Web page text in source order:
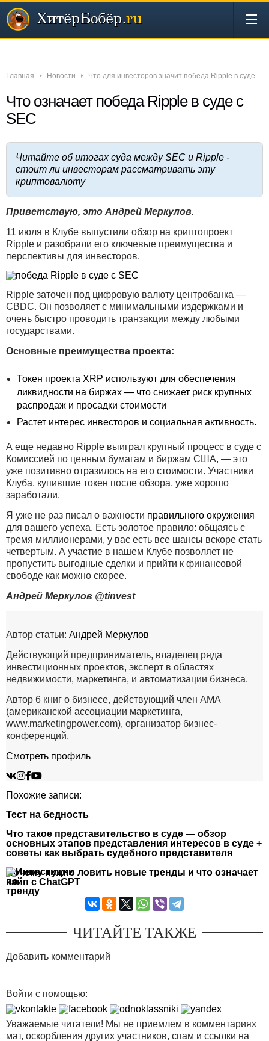
Главная Новости Что для инвесторов значит победа Ripple в суде
Что означает победа Ripple в суде с
SEС
Читайте об итогах суда между SEC и Ripple -
стоит ли инвесторам рассматривать эту
криптовалюту
Приветствую, это Андрей Меркулов.
11 июля в Клубе выпустили обзор на криптопроект
Ripple и разобрали его ключевые преимущества и
перспективы для инвесторов.
Ripple заточен под цифровую валюту центробанка —
CBDC. Он позволяет с минимальными издержками и
очень быстро проводить транзакции между любыми
государствами.
Основные преимущества проекта:
Токен проекта XRP используют для обеспечения
ликвидности на биржах — что снижает риск крупных
распродаж и просадки стоимости
Растет интерес инвесторов и социальная активность.
А еще недавно Ripple выиграл крупный процесс в суде с
Комиссией по ценным бумагам и биржам США, — это
уже позитивно отразилось на его стоимости. Участники
Клуба, купившие токен после обзора, уже хорошо
заработали.
Я уже не раз писал о важности правильного окружения
для вашего успеха. Есть золотое правило: общаясь с
тремя миллионерами, у вас есть все шансы вскоре стать
четвертым. А участие в нашем Клубе позволяет не
пропустить выгодные сделки и прийти к финансовой
свободе как можно скорее.
Андрей Меркулов @tinvest
Автор статьи: Андрей Меркулов
Действующий предприниматель, владелец ряда
инвестиционных проектов, эксперт в областях
недвижимости, маркетинга, и автоматизации бизнеса.
Автор 6 книг о бизнесе, действующий член AMA
(американской ассоциации маркетинга,
www.marketingpower.com), организатор бизнес-
конференций.
Смотреть профиль
Похожие записи:
Тест на бедность
Что такое представительство в суде — обзор
основных этапов представления интересов в суде +
советы как выбрать судебного представителя
Почему нужно ловить новые тренды и что означает
хайп с ChatGPT
ЧИТАЙТЕ ТАКЖЕ
Добавить комментарий
Войти с помощью:
Уважаемые читатели! Мы не приемлем в комментариях
мат, оскорбления других участников, спам и ссылки на